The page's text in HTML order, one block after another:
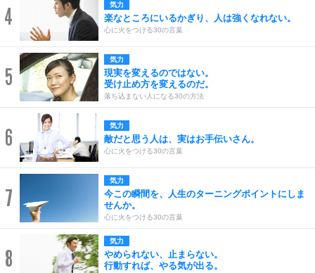
4 気力
楽なところにいるかぎり、人は強くなれない。
心に火をつける30の言葉
5
気力
現実を変えるのではない。
受け止め方を変えるのだ。
落ち込まない人になる30の方法
6 気力
敵だと思う人は、実はお手伝いさん。
心に火をつける30の言葉
7
気力
今この瞬間を、人生のターニングポイントにしま
せんか。
心に火をつける30の言葉
8
気力
やめられない、止まらない。
行動すれば、やる気が出る。